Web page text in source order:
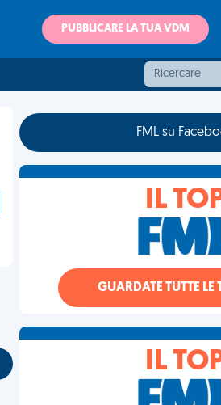
PUBBLICARE LA TUA VDM
FML su
IL
GUARDATE TUTTE LE
IL